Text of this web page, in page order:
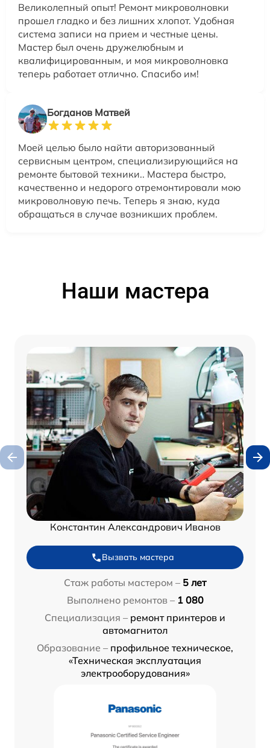
Великолепный опыт! Ремонт микроволновки
прошел гладко и без лишних хлопот. Удобная
система записи на прием и честные цены.
Мастер был очень дружелюбным и
квалифицированным, и моя микроволновка
теперь работает отлично. Спасибо им!
Богданов Матвей
Моей целью было найти авторизованный
сервисным центром, специализирующийся на
ремонте бытовой техники.. Мастера быстро,
качественно и недорого отремонтировали мою
микроволновую печь. Теперь я знаю, куда
обращаться в случае возникших проблем.
Наши мастера
Константин Александрович Иванов
Вызвать мастера
Стаж работы мастером – 5 лет
Выполнено ремонтов – 1 080
Специализация – ремонт принтеров и
автомагнитол
Образование – профильное техническое,
«Техническая эксплуатация
электрооборудования»